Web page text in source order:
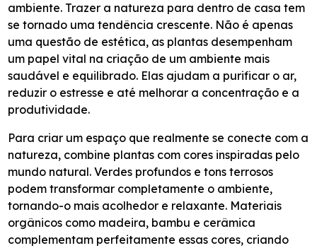
ambiente. Trazer a natureza para dentro de casa tem
se tornado uma tendência crescente. Não é apenas
uma questão de estética, as plantas desempenham
um papel vital na criação de um ambiente mais
saudável e equilibrado. Elas ajudam a purificar o ar,
reduzir o estresse e até melhorar a concentração e a
produtividade.
Para criar um espaço que realmente se conecte com a
natureza, combine plantas com cores inspiradas pelo
mundo natural. Verdes profundos e tons terrosos
podem transformar completamente o ambiente,
tornando-o mais acolhedor e relaxante. Materiais
orgânicos como madeira, bambu e cerâmica
complementam perfeitamente essas cores, criando